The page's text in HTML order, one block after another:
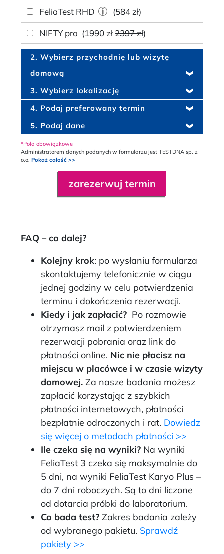
FeliaTest RHD
(584 zł)
NIFTY pro (1990 zł2397 zł)
2. Wybierz przychodnię lub wizytę
domową
3. Wybierz lokalizację
4. Podaj preferowany termin
5. Podaj dane
*Pola obowiązkowe
Administratorem danych podanych w formularzu jest TESTDNA sp. z
o.o. Pokaż całość >>
FAQ – co dalej?
Kolejny krok: po wysłaniu formularza
skontaktujemy telefonicznie w ciągu
jednej godziny w celu potwierdzenia
terminu i dokończenia rezerwacji.
Kiedy i jak zapłacić? Po rozmowie
otrzymasz mail z potwierdzeniem
rezerwacji pobrania oraz link do
płatności online. Nic nie płacisz na
miejscu w placówce i w czasie wizyty
domowej. Za nasze badania możesz
zapłacić korzystając z szybkich
płatności internetowych, płatności
bezpłatnie odroczonych i rat. Dowiedz
się więcej o metodach płatności >>
Ile czeka się na wyniki? Na wyniki
FeliaTest 3 czeka się maksymalnie do
5 dni, na wyniki FeliaTest Karyo Plus –
do 7 dni roboczych. Są to dni liczone
od dotarcia próbki do laboratorium.
Co bada test? Zakres badania zależy
od wybranego pakietu. Sprawdź
pakiety >>